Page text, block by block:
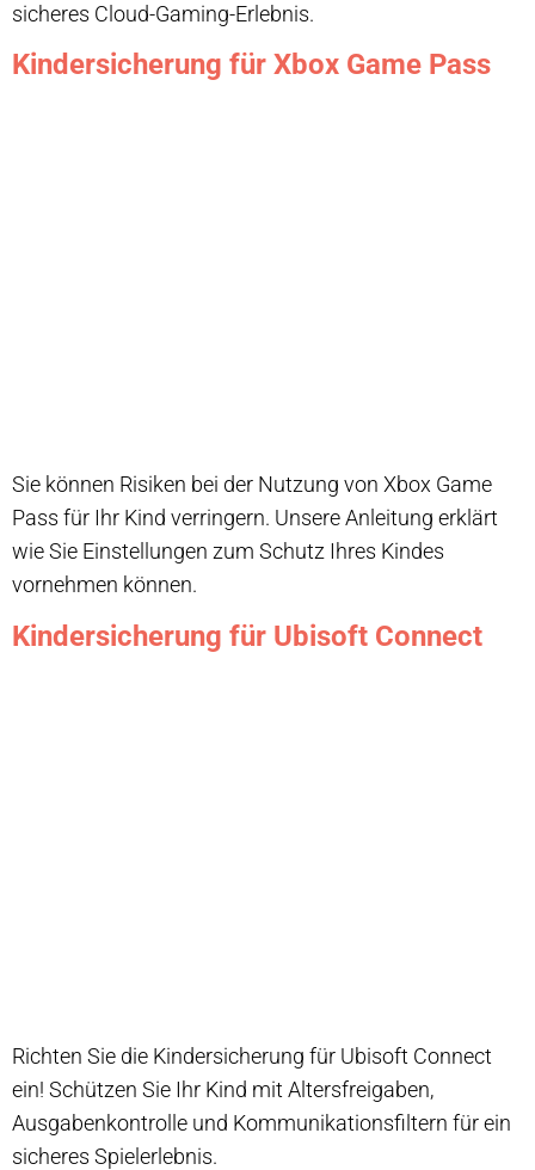
sicheres Cloud-Gaming-Erlebnis.
Kindersicherung für Xbox Game Pass
Sie können Risiken bei der Nutzung von Xbox Game
Pass für Ihr Kind verringern. Unsere Anleitung erklärt
wie Sie Einstellungen zum Schutz Ihres Kindes
vornehmen können.
Kindersicherung für Ubisoft Connect
Richten Sie die Kindersicherung für Ubisoft Connect
ein! Schützen Sie Ihr Kind mit Altersfreigaben,
Ausgabenkontrolle und Kommunikationsfiltern für ein
sicheres Spielerlebnis.